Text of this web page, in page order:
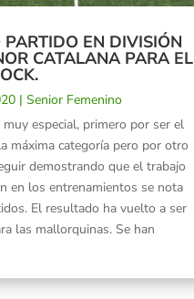
PARTIDO EN DIVISIÓN
CATALANA PARA EL
|Senior Femenino
especial, primero por ser el
máxima categoría pero por otro
demostrando que el trabajo
en los entrenamientos se nota
El resultado ha vuelto a ser
las mallorquinas. Se han